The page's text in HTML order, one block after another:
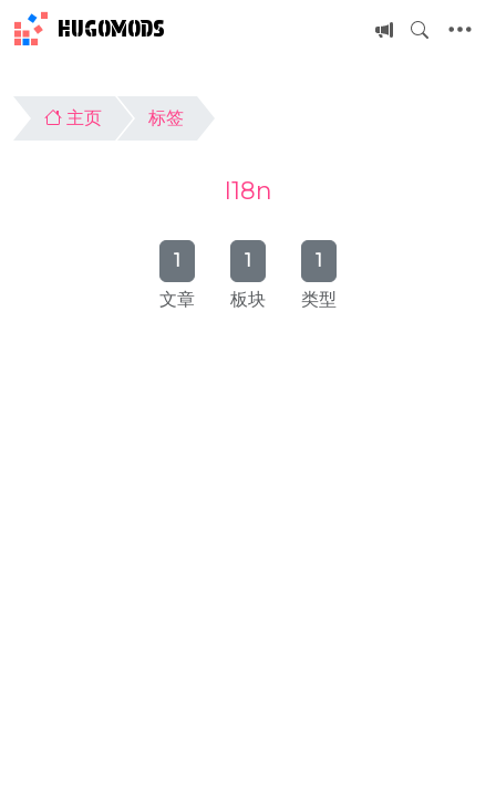
HUGOMODS
主页 标签
I18n
1
文章
1
板块
1
类型